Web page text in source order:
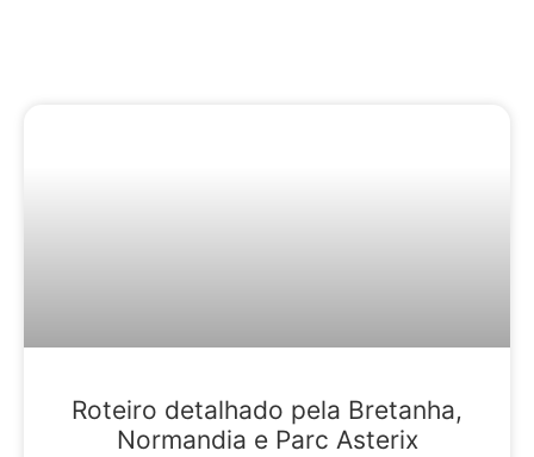
Roteiro detalhado pela Bretanha,
Normandia e Parc Asterix